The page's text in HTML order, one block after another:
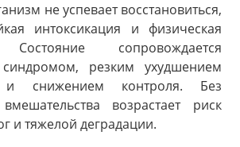
не успевает восстановиться,
интоксикация и физическая
Состояние сопровождается
резким ухудшением
и снижением контроля. Без
возрастает риск
и тяжелой деградации.